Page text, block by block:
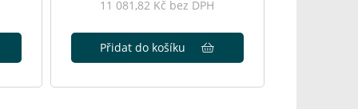
11 081,82 Kč bez DPH
Přidat do košíku